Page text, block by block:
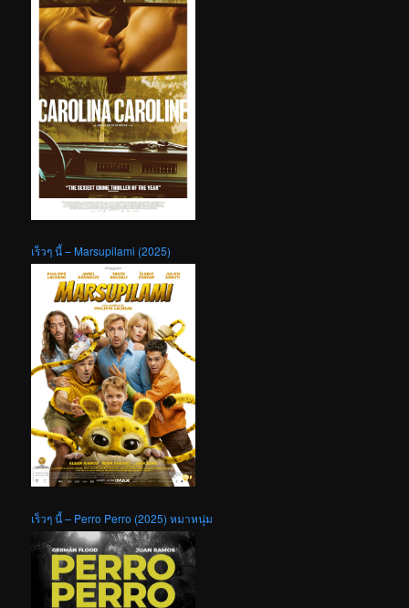
เร็วๆ นี้ – Marsupilami (2025)
เร็วๆ นี้ – Perro Perro (2025) หมาหนุ่ม